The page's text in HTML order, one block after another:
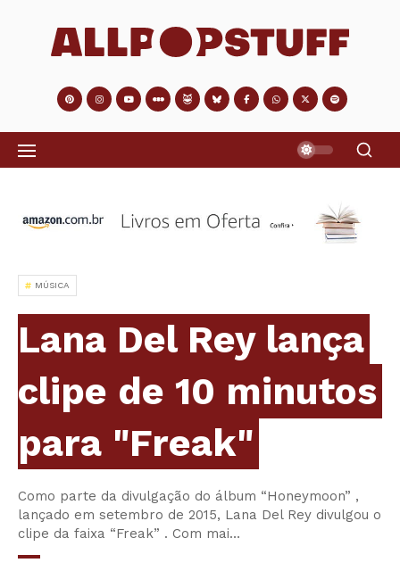
MÚSICA
Lana Del Rey lança
clipe de 10 minutos
para "Freak"
Como parte da divulgação do álbum “Honeymoon” ,
lançado em setembro de 2015, Lana Del Rey divulgou o
clipe da faixa “Freak” . Com mai…